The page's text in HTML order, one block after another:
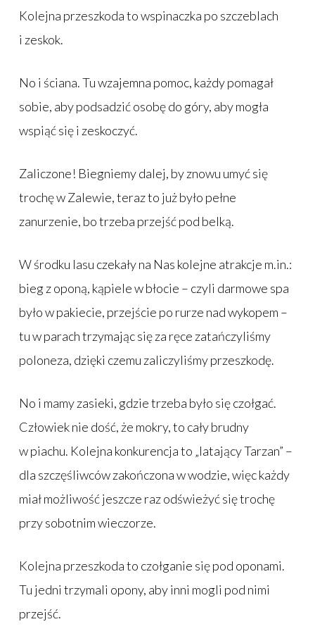
Kolejna przeszkoda to wspinaczka po szczeblach
i zeskok.
No i ściana. Tu wzajemna pomoc, każdy pomagał
sobie, aby podsadzić osobę do góry, aby mogła
wspiąć się i zeskoczyć.
Zaliczone! Biegniemy dalej, by znowu umyć się
trochę w Zalewie, teraz to już było pełne
zanurzenie, bo trzeba przejść pod belką.
W środku lasu czekały na Nas kolejne atrakcje m.in.:
bieg z oponą, kąpiele w błocie – czyli darmowe spa
było w pakiecie, przejście po rurze nad wykopem –
tu w parach trzymając się za ręce zatańczyliśmy
poloneza, dzięki czemu zaliczyliśmy przeszkodę.
No i mamy zasieki, gdzie trzeba było się czołgać.
Człowiek nie dość, że mokry, to cały brudny
w piachu. Kolejna konkurencja to „latający Tarzan” –
dla szczęśliwców zakończona w wodzie, więc każdy
miał możliwość jeszcze raz odświeżyć się trochę
przy sobotnim wieczorze.
Kolejna przeszkoda to czołganie się pod oponami.
Tu jedni trzymali opony, aby inni mogli pod nimi
przejść.